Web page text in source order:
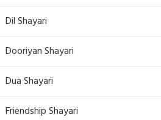
Dil Shayari
Dooriyan Shayari
Dua Shayari
Friendship Shayari